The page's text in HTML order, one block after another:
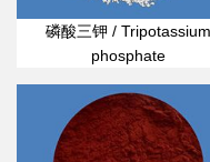
磷酸三钾 / Tripotassium
phosphate